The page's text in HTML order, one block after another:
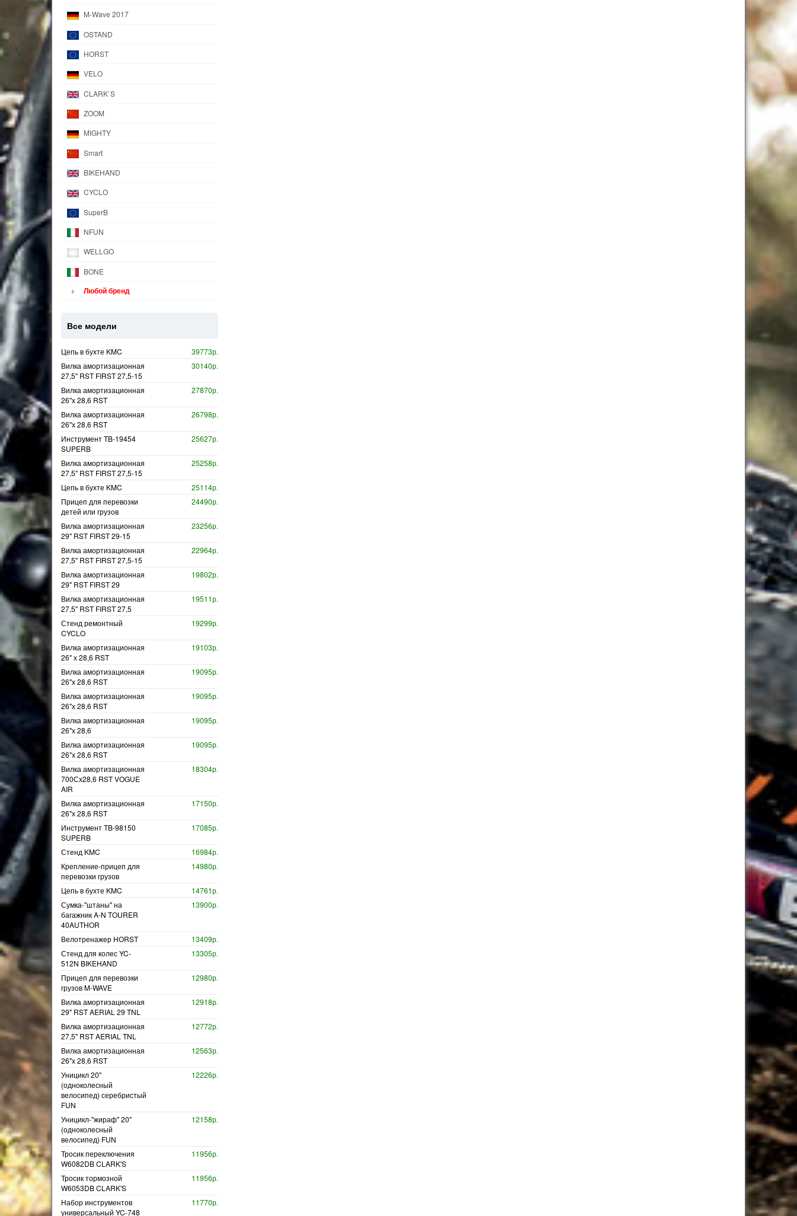
M-Wave 2017
OSTAND
HORST
VELO
CLARK`S
ZOOM
MIGHTY
Smart
BIKEHAND
CYCLO
SuperB
NFUN
WELLGO
BONE
Любой бренд
Все модели
Цепь в бухте KMC
39773р.
Вилка амортизационная
27,5" RST FIRST 27,5-15
30140р.
Вилка амортизационная
26"х 28,6 RST
27870р.
Вилка амортизационная
26"х 28,6 RST
26798р.
Инструмент TB-19454
SUPERB
25627р.
Вилка амортизационная
27,5" RST FIRST 27,5-15
25258р.
Цепь в бухте KMC
25114р.
Прицеп для перевозки
детей или грузов
24490р.
Вилка амортизационная
29" RST FIRST 29-15
23256р.
Вилка амортизационная
27,5" RST FIRST 27,5-15
22964р.
Вилка амортизационная
29" RST FIRST 29
19802р.
Вилка амортизационная
27,5" RST FIRST 27,5
19511р.
Стенд ремонтный
CYCLO
19299р.
Вилка амортизационная
26" х 28,6 RST
19103р.
Вилка амортизационная
26"х 28,6 RST
19095р.
Вилка амортизационная
26"х 28,6 RST
19095р.
Вилка амортизационная
26"х 28,6
19095р.
Вилка амортизационная
26"х 28,6 RST
19095р.
Вилка амортизационная
700Сх28,6 RST VOGUE
AIR
18304р.
Вилка амортизационная
26"х 28,6 RST
17150р.
Инструмент TB-98150
SUPERB
17085р.
Стенд KMC
16984р.
Крепление-прицеп для
перевозки грузов
14980р.
Цепь в бухте KMC
14761р.
Сумка-"штаны" на
багажник A-N TOURER
40AUTHOR
13900р.
Велотренажер HORST
13409р.
Стенд для колес YC-
512N BIKEHAND
13305р.
Прицеп для перевозки
грузов M-WAVE
12980р.
Вилка амортизационная
29" RST AERIAL 29 TNL
12918р.
Вилка амортизационная
27,5" RST AERIAL TNL
12772р.
Вилка амортизационная
26"х 28,6 RST
12563р.
Уницикл 20"
(одноколесный
велосипед) серебристый
FUN
12226р.
Уницикл-"жираф" 20"
(одноколесный
велосипед) FUN
12158р.
Тросик переключения
W6082DB CLARK'S
11956р.
Тросик тормозной
W6053DB CLARK'S
11956р.
Набор инструментов
универсальный YC-748
11770р.